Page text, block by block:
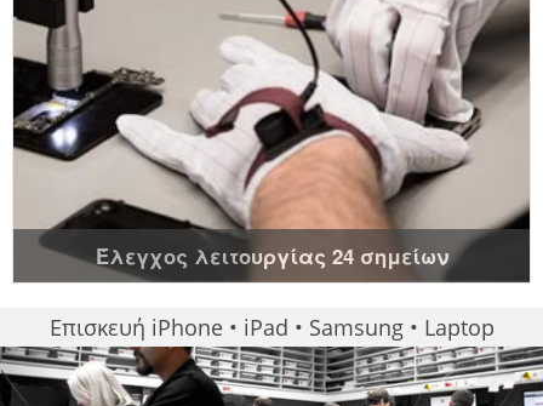
Έλεγχος λειτουργίας 24 σημείων
Επισκευή iPhone • iPad • Samsung • Laptop